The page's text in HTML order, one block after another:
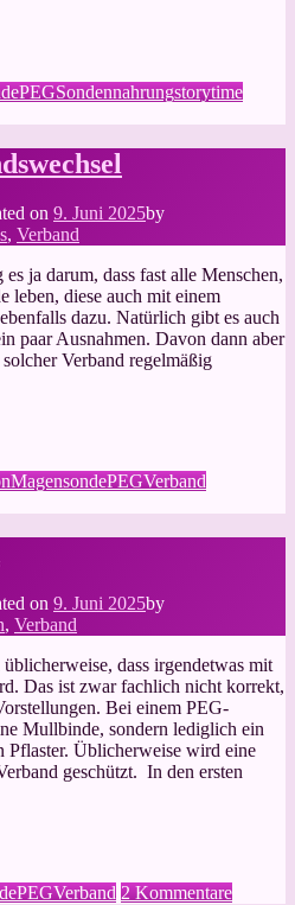
PEGSondennahrungstorytime
on 9. Juni 2025by
, Verband
ja darum, dass fast alle Menschen,
leben, diese auch mit einem
dazu. Natürlich gibt es auch
paar Ausnahmen. Davon dann aber
Verband regelmäßig
MagensondePEGVerband
on 9. Juni 2025by
, Verband
dass irgendetwas mit
Das ist zwar fachlich nicht korrekt,
Bei einem PEG-
Mullbinde, sondern lediglich ein
Pflaster. Üblicherweise wird eine
geschützt. In den ersten
PEGVerband 2 Kommentarezu